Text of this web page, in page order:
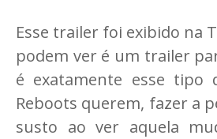
Esse trailer foi exibido na
podem ver é um trailer
é exatamente esse tipo
Reboots querem, fazer a
susto ao ver aquela